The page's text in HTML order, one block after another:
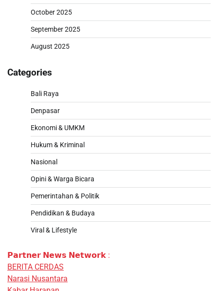
October 2025
September 2025
August 2025
Categories
Bali Raya
Denpasar
Ekonomi & UMKM
Hukum & Kriminal
Nasional
Opini & Warga Bicara
Pemerintahan & Politik
Pendidikan & Budaya
Viral & Lifestyle
𝗣𝗮𝗿𝘁𝗻𝗲𝗿 𝗡𝗲𝘄𝘀 𝗡𝗲𝘁𝘄𝗼𝗿𝗸 :
BERITA CERDAS
Narasi Nusantara